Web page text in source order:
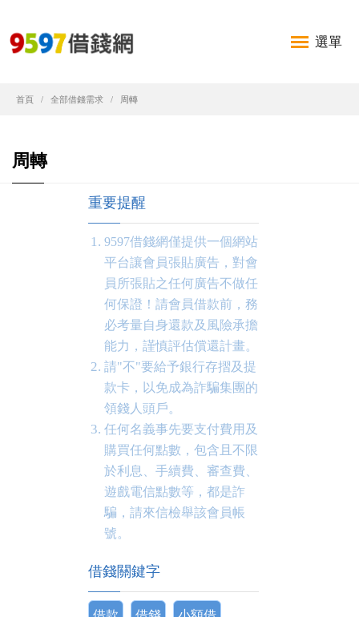
選單
首頁 全部借錢需求 周轉
周轉
重要提醒
9597借錢網僅提供一個網站
平台讓會員張貼廣告，對會
員所張貼之任何廣告不做任
何保證！請會員借款前，務
必考量自身還款及風險承擔
能力，謹慎評估償還計畫。
請"不"要給予銀行存摺及提
款卡，以免成為詐騙集團的
領錢人頭戶。
任何名義事先要支付費用及
購買任何點數，包含且不限
於利息、手續費、審查費、
遊戲電信點數等，都是詐
騙，請來信檢舉該會員帳
號。
借錢關鍵字